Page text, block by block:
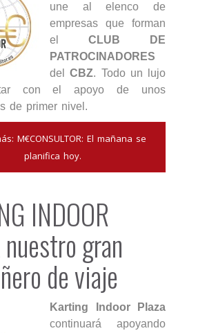
une al elenco de
empresas que forman
el CLUB DE
PATROCINADORES
delCBZ. Todo un lujo
con el apoyo de unos
de primer nivel.
M€CONSULTOR: El mañana se
planifica hoy.
INDOOR
nuestro gran
de viaje
Karting Indoor Plaza
continuará apoyando